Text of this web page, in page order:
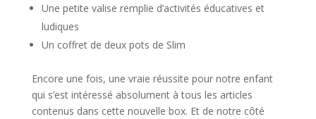
Une petite valise remplie d’activités éducatives et
ludiques
Un coffret de deux pots de Slim
Encore une fois, une vraie réussite pour notre enfant
qui s’est intéressé absolument à tous les articles
contenus dans cette nouvelle box. Et de notre côté